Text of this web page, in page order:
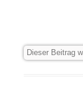
Dieser Beitrag